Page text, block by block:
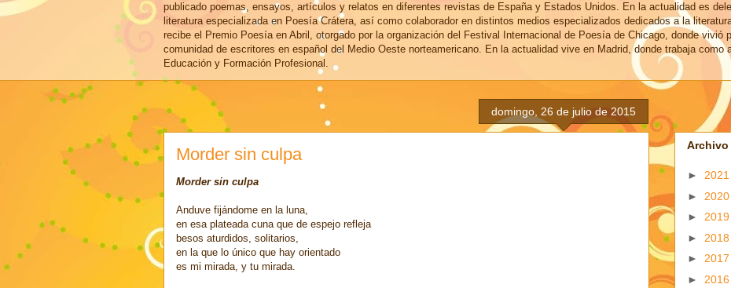
publicado poemas, ensayos, artículos y relatos en diferentes revistas de España y Estados Unidos. En la actualidad es
literatura especializada en Poesía Crátera, así como colaborador en distintos medios especializados dedicados a la
recibe el Premio Poesía en Abril, otorgado por la organización del Festival Internacional de Poesía de Chicago, donde vivió
comunidad de escritores en español del Medio Oeste norteamericano. En la actualidad vive en Madrid, donde trabaja como
Educación y Formación Profesional.
domingo, 26 de julio de 2015
Morder sin culpa
Morder sin culpa
Anduve fijándome en la luna,
en esa plateada cuna que de espejo refleja
besos aturdidos, solitarios,
en la que lo único que hay orientado
es mi mirada, y tu mirada.
► 2021
► 2020
► 2019
► 2018
► 2017
► 2016